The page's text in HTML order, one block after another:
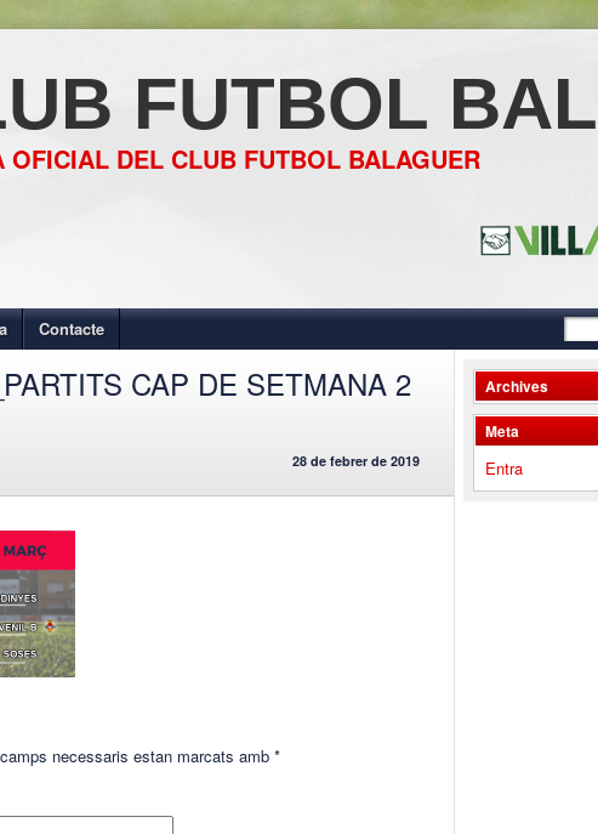
FUTBOL
OFICIAL DEL CLUB FUTBOL BALAGUER
Contacte
CAP DE SETMANA 2
28 de febrer de 2019
necessaris estan marcats amb *
Archives
Meta
Entra